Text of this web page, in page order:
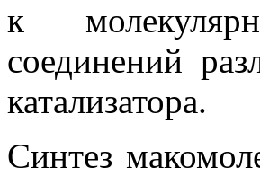
к
соединений
катализатора.
Синтез